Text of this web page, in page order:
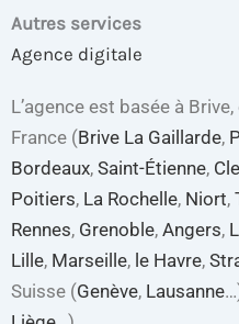
Autres services
Agence digitale
L’agence est basée à
France (Brive La Gaillarde,
Bordeaux, Saint-Étienne,
Poitiers, La Rochelle, Niort,
Rennes, Grenoble, Angers,
Lille, Marseille, le Havre,
Suisse (Genève, Lausanne